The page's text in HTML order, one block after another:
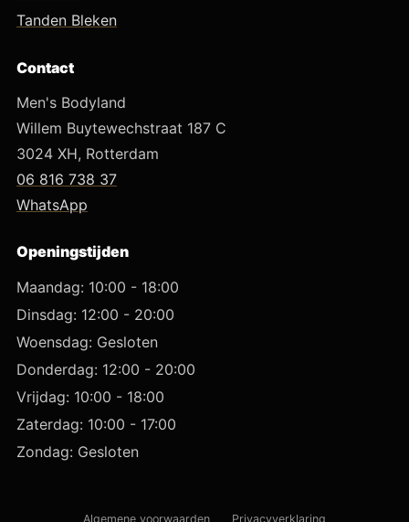
Tanden Bleken
Contact
Men's Bodyland
Willem Buytewechstraat 187 C
3024 XH, Rotterdam
06 816 738 37
WhatsApp
Openingstijden
Maandag: 10:00 - 18:00
Dinsdag: 12:00 - 20:00
Woensdag: Gesloten
Donderdag: 12:00 - 20:00
Vrijdag: 10:00 - 18:00
Zaterdag: 10:00 - 17:00
Zondag: Gesloten
Algemene voorwaarden Privacyverklaring